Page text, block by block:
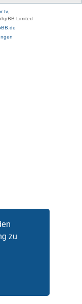
zu
tv
Limited